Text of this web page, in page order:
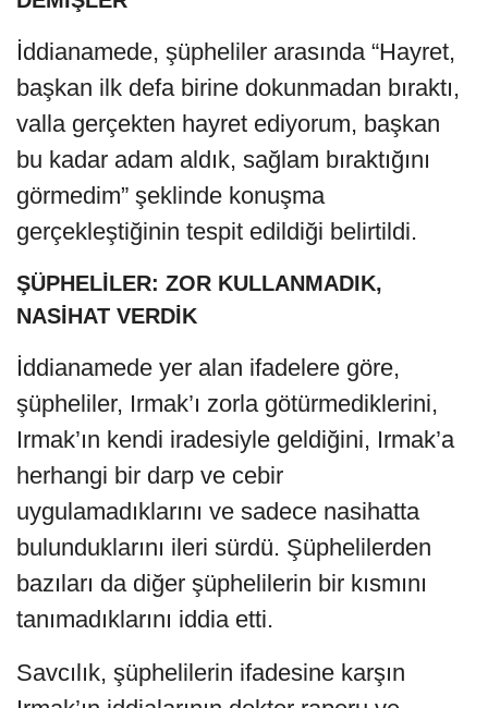
İddianamede, şüpheliler arasında “Hayret,
başkan ilk defa birine dokunmadan bıraktı,
valla gerçekten hayret ediyorum, başkan
bu kadar adam aldık, sağlam bıraktığını
görmedim” şeklinde konuşma
gerçekleştiğinin tespit edildiği belirtildi.
ŞÜPHELİLER: ZOR KULLANMADIK,
NASİHAT VERDİK
İddianamede yer alan ifadelere göre,
şüpheliler, Irmak’ı zorla götürmediklerini,
Irmak’ın kendi iradesiyle geldiğini, Irmak’a
herhangi bir darp ve cebir
uygulamadıklarını ve sadece nasihatta
bulunduklarını ileri sürdü. Şüphelilerden
bazıları da diğer şüphelilerin bir kısmını
tanımadıklarını iddia etti.
Savcılık, şüphelilerin ifadesine karşın